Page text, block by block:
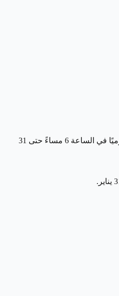
تحولت ساحة الوصل في إكسبو سيتي إلى أرض عجائب شتوية مع شجرة عيد الميلاد الضخمة التي تتزين بالزينة البيضاء والثلوج، وتقدم المدينة فعاليات إضاءة الشجرة يوميًا في الساعة 6 مساءً حتى 31